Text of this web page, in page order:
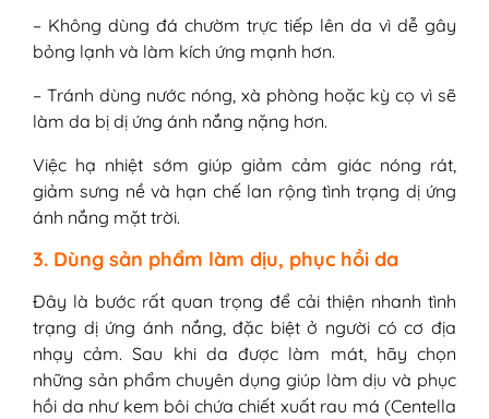
– Không dùng đá chườm trực tiếp lên da vì dễ gây
bỏng lạnh và làm kích ứng mạnh hơn.
– Tránh dùng nước nóng, xà phòng hoặc kỳ cọ vì sẽ
làm da bị dị ứng ánh nắng nặng hơn.
Việc hạ nhiệt sớm giúp giảm cảm giác nóng rát,
giảm sưng nề và hạn chế lan rộng tình trạng dị ứng
ánh nắng mặt trời.
3. Dùng sản phẩm làm dịu, phục hồi da
Đây là bước rất quan trọng để cải thiện nhanh tình
trạng dị ứng ánh nắng, đặc biệt ở người có cơ địa
nhạy cảm. Sau khi da được làm mát, hãy chọn
những sản phẩm chuyên dụng giúp làm dịu và phục
hồi da như kem bôi chứa chiết xuất rau má (Centella